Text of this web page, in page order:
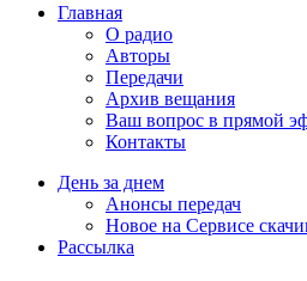
Главная
О радио
Авторы
Передачи
Архив вещания
Ваш вопрос в прямой
Контакты
День за днем
Анонсы передач
Новое на Сервисе
Рассылка